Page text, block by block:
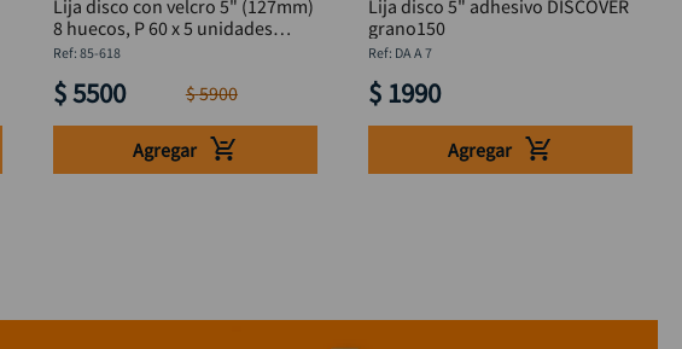
Lija disco con velcro 5" (127mm)
8 huecos, P 60 x 5 unidades
DISCOVER
:85-618
$5500 $5900
Agregar
Lija disco 5" adhesivo DISCOVER
grano150
: DA A 7
$ 1990
Agregar